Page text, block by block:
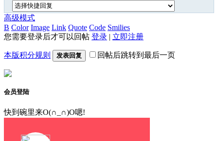
高级模式
B Color Image Link Quote Code Smilies
您需要登录后才可以回帖 登录 | 立即注册
本版积分规则 发表回复 回帖后跳转到最后一页
会员登陆
快到碗里来O(∩_∩)O嗯!